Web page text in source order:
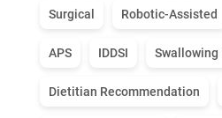
Surgical Robotic-Assisted
APS IDDSI Swallowing
Dietitian Recommendation